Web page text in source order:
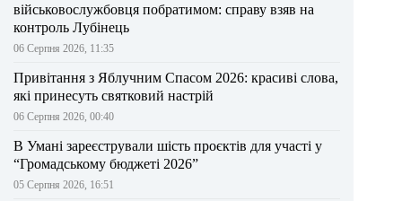
військовослужбовця побратимом: справу взяв на
контроль Лубінець
06 Серпня 2026, 11:35
Привітання з Яблучним Спасом 2026: красиві слова,
які принесуть святковий настрій
06 Серпня 2026, 00:40
В Умані зареєстрували шість проєктів для участі у
“Громадському бюджеті 2026”
05 Серпня 2026, 16:51